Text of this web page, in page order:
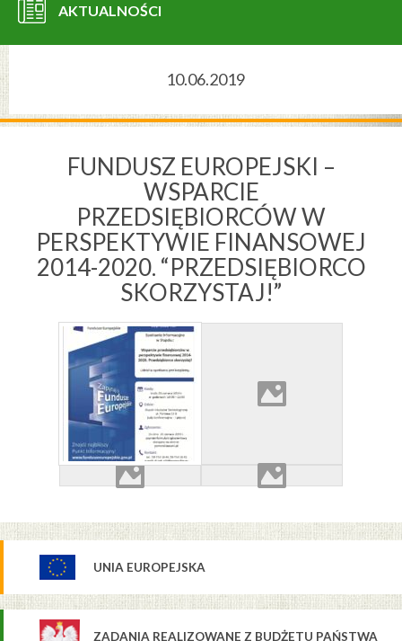
AKTUALNOŚCI
10.06.2019
FUNDUSZ EUROPEJSKI –
WSPARCIE
PRZEDSIĘBIORCÓW W
PERSPEKTYWIE FINANSOWEJ
2014-2020. “PRZEDSIĘBIORCO
SKORZYSTAJ!”
UNIA EUROPEJSKA
ZADANIA REALIZOWANE Z BUDŻETU PAŃSTWA